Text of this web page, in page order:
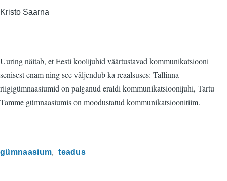
Kristo Saarna
Uuring näitab, et Eesti koolijuhid väärtustavad kommunikatsiooni
senisest enam ning see väljendub ka reaalsuses: Tallinna
riigigümnaasiumid on palganud eraldi kommunikatsioonijuhi, Tartu
Tamme gümnaasiumis on moodustatud kommunikatsioonitiim.
gümnaasium teadus